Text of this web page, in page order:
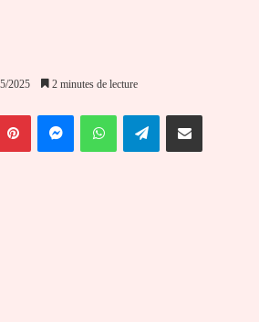
2025 2 minutes de lecture
PinterestMessengerWhatsAppTelegramPartager par email